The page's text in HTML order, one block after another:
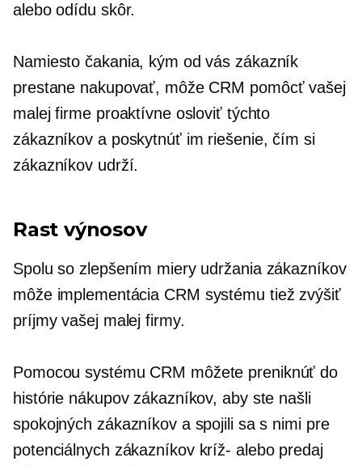
alebo odídu skôr.
Namiesto čakania, kým od vás zákazník
prestane nakupovať, môže CRM pomôcť vašej
malej firme proaktívne osloviť týchto
zákazníkov a poskytnúť im riešenie, čím si
zákazníkov udrží.
Rast výnosov
Spolu so zlepšením miery udržania zákazníkov
môže implementácia CRM systému tiež zvýšiť
príjmy vašej malej firmy.
Pomocou systému CRM môžete preniknúť do
histórie nákupov zákazníkov, aby ste našli
spokojných zákazníkov a spojili sa s nimi pre
potenciálnych zákazníkov kríž- alebo predaj